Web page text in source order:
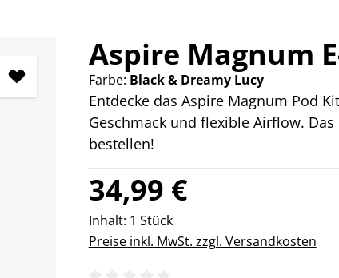
Aspire Magnum
Farbe: Black & Dreamy Lucy
Entdecke das Aspire Magnum Pod
Geschmack und flexible Airflow. Das
bestellen!
Regulärer Preis:
34,99 €
Inhalt: 1 Stück
Preise inkl. MwSt. zzgl. Versandkosten